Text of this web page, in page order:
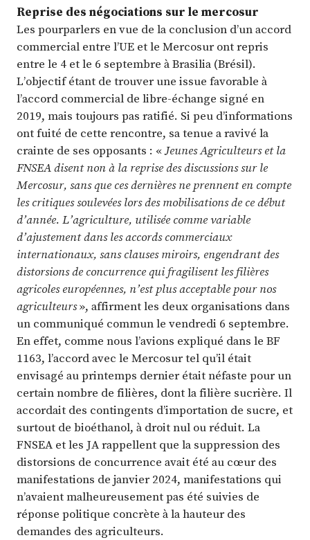
Reprise des négociations sur le mercosur
Les pourparlers en vue de la conclusion d’un accord
commercial entre l’UE et le Mercosur ont repris
entre le 4 et le 6 septembre à Brasilia (Brésil).
L’objectif étant de trouver une issue favorable à
l’accord commercial de libre-échange signé en
2019, mais toujours pas ratifié. Si peu d’informations
ont fuité de cette rencontre, sa tenue a ravivé la
crainte de ses opposants : «Jeunes Agriculteurs et la
FNSEA disent non à la reprise des discussions sur le
Mercosur, sans que ces dernières ne prennent en compte
les critiques soulevées lors des mobilisations de ce début
d’année. L’agriculture, utilisée comme variable
d’ajustement dans les accords commerciaux
internationaux, sans clauses miroirs, engendrant des
distorsions de concurrence qui fragilisent les filières
agricoles européennes, n’est plus acceptable pour nos
agriculteurs», affirment les deux organisations dans
un communiqué commun le vendredi 6 septembre.
En effet, comme nous l’avions expliqué dans le BF
1163, l’accord avec le Mercosur tel qu’il était
envisagé au printemps dernier était néfaste pour un
certain nombre de filières, dont la filière sucrière. Il
accordait des contingents d’importation de sucre, et
surtout de bioéthanol, à droit nul ou réduit. La
FNSEA et les JA rappellent que la suppression des
distorsions de concurrence avait été au cœur des
manifestations de janvier 2024, manifestations qui
n’avaient malheureusement pas été suivies de
réponse politique concrète à la hauteur des
demandes des agriculteurs.